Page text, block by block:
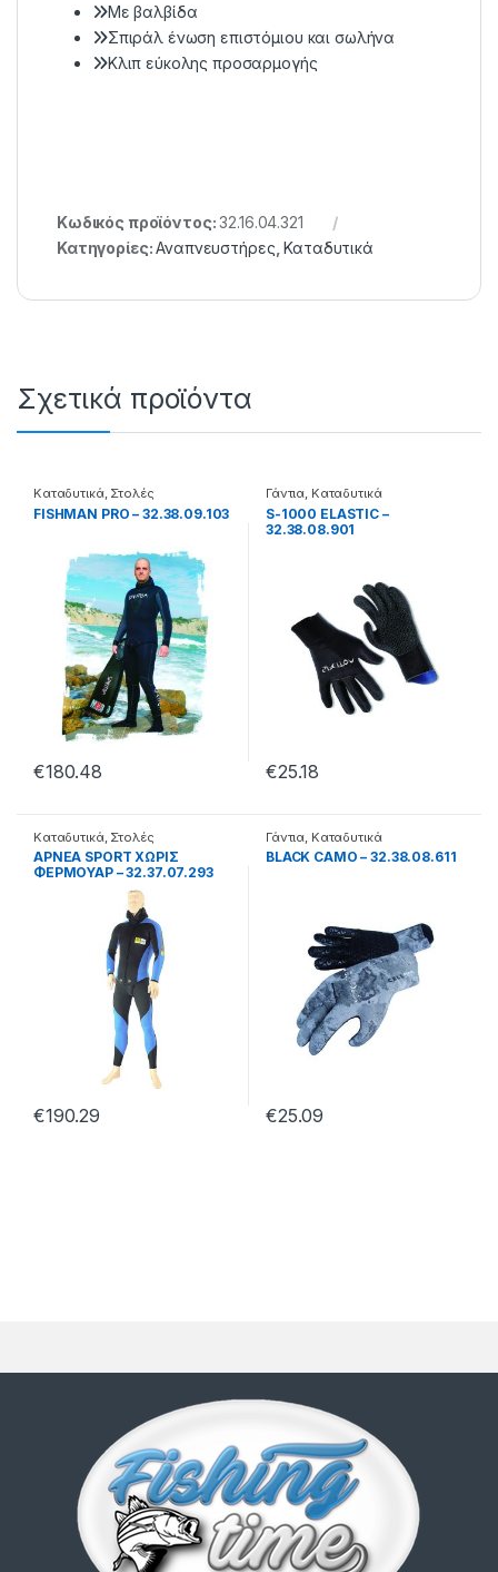
Mε βαλβίδα
Σπιράλ ένωση επιστόμιου και σωλήνα
Κλιπ εύκολης προσαρμογής
Κωδικός προϊόντος:32.16.04.321
Κατηγορίες:Αναπνευστήρες ,Καταδυτικά
Σχετικά προϊόντα
Καταδυτικά, Στολές
FISHMAN PRO – 32.38.09.103
€180.48
Γάντια, Καταδυτικά
S-1000 ELASTIC –
32.38.08.901
€25.18
Καταδυτικά, Στολές
APNEA SPORT ΧΩΡΙΣ
ΦΕΡΜΟΥΑΡ – 32.37.07.293
€190.29
Γάντια Καταδυτικά
BLACK CAMO – 32.38.08.611
€25.09